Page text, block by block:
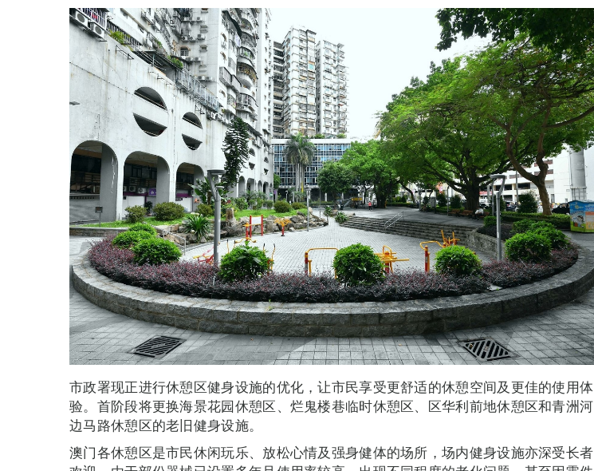
市政署现正进行休憩区健身设施的优化，让市民享受更舒适的休憩空间及更佳的使用体
验。首阶段将更换海景花园休憩区、烂鬼楼巷临时休憩区、区华利前地休憩区和青洲河
边马路休憩区的老旧健身设施。
澳门各休憩区是市民休闲玩乐、放松心情及强身健体的场所，场内健身设施亦深受长者